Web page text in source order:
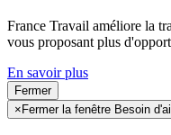
France Travail améliore la
vous proposant plus
En savoir plus
Fermer
× Fermer la fenêtre Besoin